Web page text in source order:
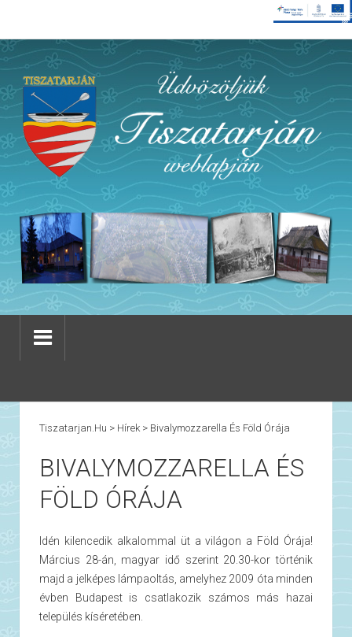
Tiszatarjan.hu > Hírek> Bivalymozzarella És Föld Órája
BIVALYMOZZARELLA ÉS
FÖLD ÓRÁJA
Idén kilencedik alkalommal üt a világon a Föld Órája!
Március 28-án, magyar idő szerint 20.30-kor történik
majd a jelképes lámpaoltás, amelyhez 2009 óta minden
évben Budapest is csatlakozik számos más hazai
település kíséretében.